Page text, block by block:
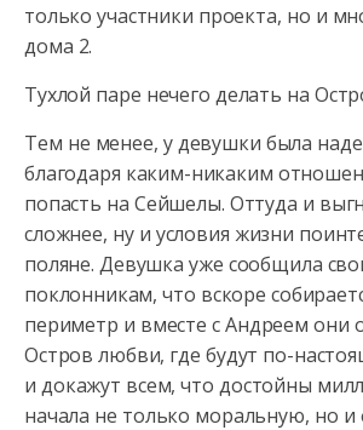
только участники проекта, но и
дома 2.
Тухлой паре нечего делать на
Тем не менее, у девушки была
благодаря каким-никаким
попасть на Сейшелы. Оттуда и
сложнее, ну и условия жизни
поляне. Девушка уже сообщила
поклонникам, что вскоре
периметр и вместе с Андреем они
Остров любви, где будут по-
и докажут всем, что достойны
начала не только моральную, но и